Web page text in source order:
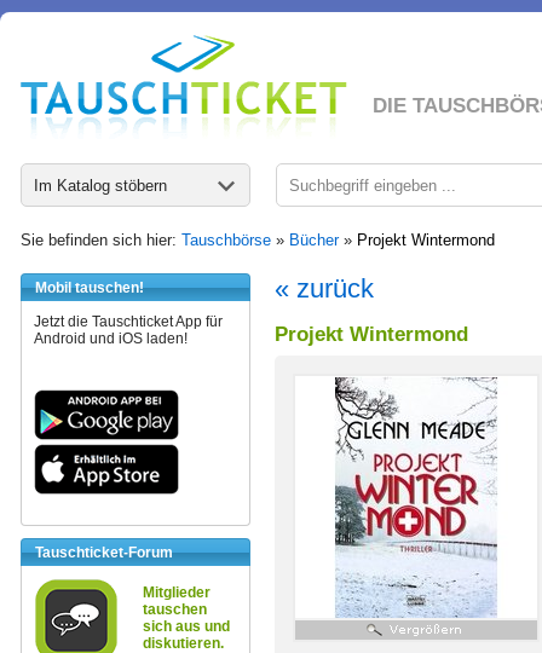
DIE
Im Katalog stöbern
Sie befinden sich hier: Tauschbörse » Bücher» Projekt Wintermond
Mobil tauschen!
Jetzt die Tauschticket App für
Android und iOS laden!
Tauschticket-Forum
Mitglieder
tauschen
sich aus und
diskutieren.
« zurück
Projekt Wintermond